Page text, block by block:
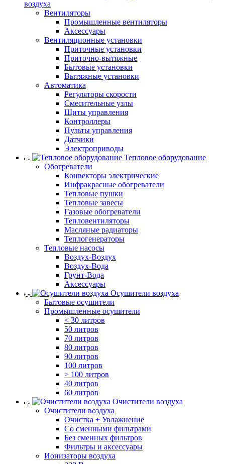
воздуха
Вентиляторы
Промышленные вентиляторы
Аксессуары
Вентиляционные установки
Приточные установки
Приточно-вытяжные
Бытовые установки
Вытяжные установки
Автоматика
Регуляторы скорости
Смесительные узлы
Щиты управления
Контроллеры
Пульты управления
Датчики
Электроприводы
Тепловое оборудование
Обогреватели
Конвекторы электрические
Инфракрасные обогреватели
Тепловые пушки
Тепловые завесы
Газовые обогреватели
Тепловентиляторы
Масляные радиаторы
Теплогенераторы
Тепловые насосы
Воздух-Воздух
Воздух-Вода
Грунт-Вода
Аксессуары
Осушители воздуха
Бытовые осушители
Промышленные осушители
< 30 литров
50 литров
70 литров
80 литров
90 литров
100 литров
> 100 литров
40 литров
60 литров
Очистители воздуха
Очистители воздуха
Очистка + Увлажнение
Cо сменными фильтрами
Без сменных фильтров
Фильтры и аксессуары
Ионизаторы воздуха